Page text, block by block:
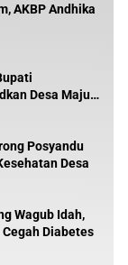
AKBP Andhika
Desa Maju
Posyandu
Desa
Wagub Idah,
Diabetes